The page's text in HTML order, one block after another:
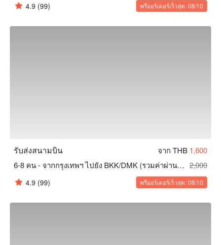
4.9 (99) พรีออร์เดอร์เร็วสุด: 08/10
รับส่งสนามบิน จาก THB 1,600
6-8 คน - จากกรุงเทพฯ ไปยัง BKK/DMK (รวมค่าผ่านทาง) 2,000
4.9 (99) พรีออร์เดอร์เร็วสุด: 08/10